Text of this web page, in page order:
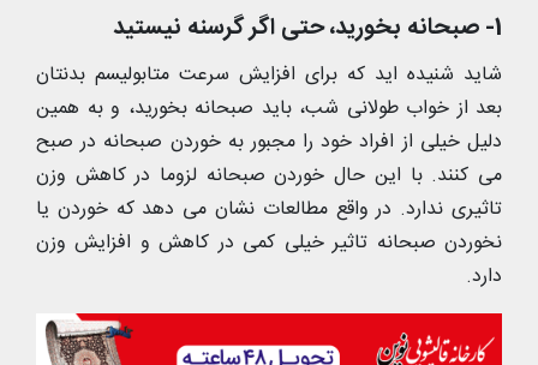
1- صبحانه بخورید، حتی اگر گرسنه نیستید
شاید شنیده اید که برای افزایش سرعت متابولیسم بدنتان
بعد از خواب طولانی شب، باید صبحانه بخورید، و به همین
دلیل خیلی از افراد خود را مجبور به خوردن صبحانه در صبح
می کنند. با این حال خوردن صبحانه لزوما در کاهش وزن
تاثیری ندارد. در واقع مطالعات نشان می دهد که خوردن یا
نخوردن صبحانه تاثیر خیلی کمی در کاهش و افزایش وزن
دارد.